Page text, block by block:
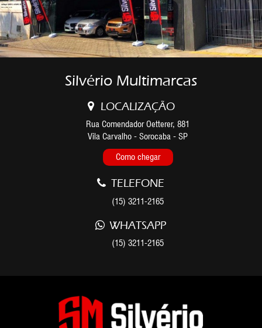
Silvério Multimarcas
LOCALIZAÇÃO
Rua Comendador Oetterer, 881
Vila Carvalho - Sorocaba - SP
Como chegar
TELEFONE
(15) 3211-2165
WHATSAPP
(15) 3211-2165